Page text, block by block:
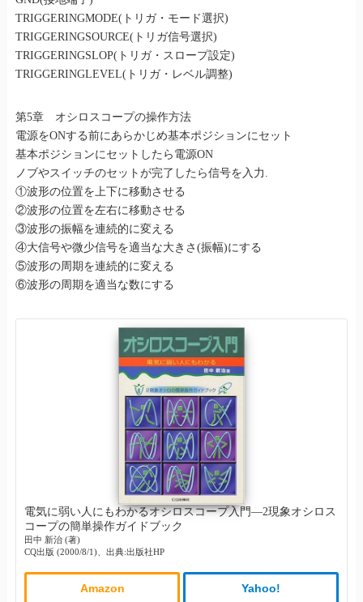
TRIGGERINGMODE(トリガ・モード選択)
TRIGGERINGSOURCE(トリガ信号選択)
TRIGGERINGSLOP(トリガ・スロープ設定)
TRIGGERINGLEVEL(トリガ・レベル調整)
第5章 オシロスコープの操作方法
電源をONする前にあらかじめ基本ポジションにセット
基本ポジションにセットしたら電源ON
ノブやスイッチのセットが完了したら信号を入力.
①波形の位置を上下に移動させる
②波形の位置を左右に移動させる
③波形の振幅を連続的に変える
④大信号や微少信号を適当な大きさ(振幅)にする
⑤波形の周期を連続的に変える
⑥波形の周期を適当な数にする
電気に弱い人にもわかるオシロスコープ入門―2現象オシロス
コープの簡単操作ガイドブック
田中 新治 (著)
CQ出版 (2000/8/1)、出典:出版社HP
Amazon Yahoo!